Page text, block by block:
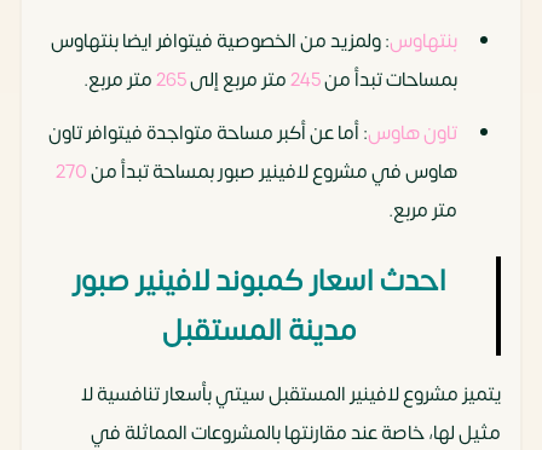
بنتهاوس: ولمزيد من الخصوصية فيتوافر ايضا بنتهاوس
بمساحات تبدأ من245 متر مربع إلى265
متر مربع.
تاون هاوس: أما عن أكبر مساحة متواجدة فيتوافر تاون
هاوس في مشروع لافينير صبور بمساحة تبدأ من270
متر مربع.
احدث اسعار كمبوند لافينير صبور
مدينة المستقبل
يتميز مشروع لافينير المستقبل سيتي بأسعار تنافسية لا
مثيل لها، خاصة عند مقارنتها بالمشروعات المماثلة في